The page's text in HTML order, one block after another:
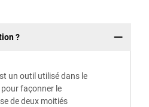
?
un outil utilisé dans le
façonner le
de deux moitiés